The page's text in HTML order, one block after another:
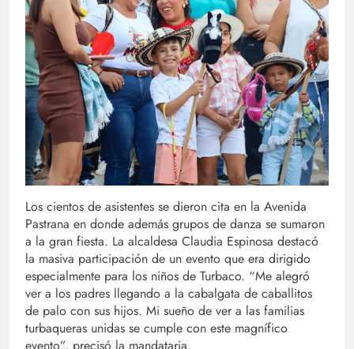
Los cientos de asistentes se dieron cita en la Avenida
Pastrana en donde además grupos de danza se sumaron
a la gran fiesta. La alcaldesa Claudia Espinosa destacó
la masiva participación de un evento que era dirigido
especialmente para los niños de Turbaco. “Me alegró
ver a los padres llegando a la cabalgata de caballitos
de palo con sus hijos. Mi sueño de ver a las familias
turbaqueras unidas se cumple con este magnífico
evento”, precisó la mandataria.